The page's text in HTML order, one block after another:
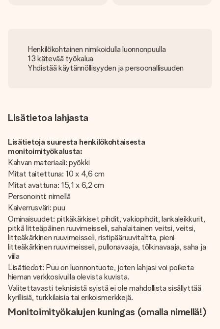
Henkilökohtainen nimikoidulla luonnonpuulla
13 kätevää työkalua
Yhdistää käytännöllisyyden ja persoonallisuuden
Lisätietoa lahjasta
Lisätietoja suuresta henkilökohtaisesta
monitoimityökalusta:
Kahvan materiaali: pyökki
Mitat taitettuna: 10 x 4,6 cm
Mitat avattuna: 15,1 x 6,2 cm
Personointi: nimellä
Kaiverrusväri: puu
Ominaisuudet: pitkäkärkiset pihdit, vakiopihdit, lankaleikkurit,
pitkä litteäpäinen ruuvimeisseli, sahalaitainen veitsi, veitsi,
litteäkärkinen ruuvimeisseli, ristipääruuvitaltta, pieni
litteäkärkinen ruuvimeisseli, pullonavaaja, tölkinavaaja, saha ja
viila
Lisätiedot: Puu on luonnontuote, joten lahjasi voi poiketa
hieman verkkosivuilla olevista kuvista.
Valitettavasti teknisistä syistä ei ole mahdollista sisällyttää
kyrillisiä, turkkilaisia ​​tai erikoismerkkejä.
Monitoimityökalujen kuningas (omalla nimellä!)